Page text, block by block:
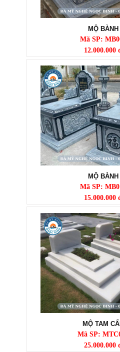
MỘ BÀNH
Mã SP:
12.000.000
MỘ BÀNH
Mã SP:
15.000.000
MỘ TAM
Mã SP:
25.000.000